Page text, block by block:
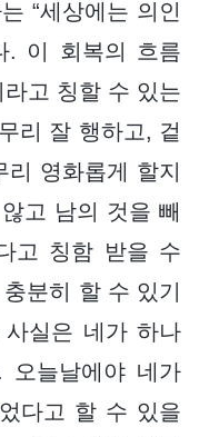
“세상에는 의인
. 이 회복의 흐름
고 칭할 수 있는
리 잘 행하고, 겉
리 영화롭게 할지
고 남의 것을 빼
고 칭함 받을 수
분히 할 수 있기
실은 네가 하나
오늘날에야 네가
다고 할 수 있을